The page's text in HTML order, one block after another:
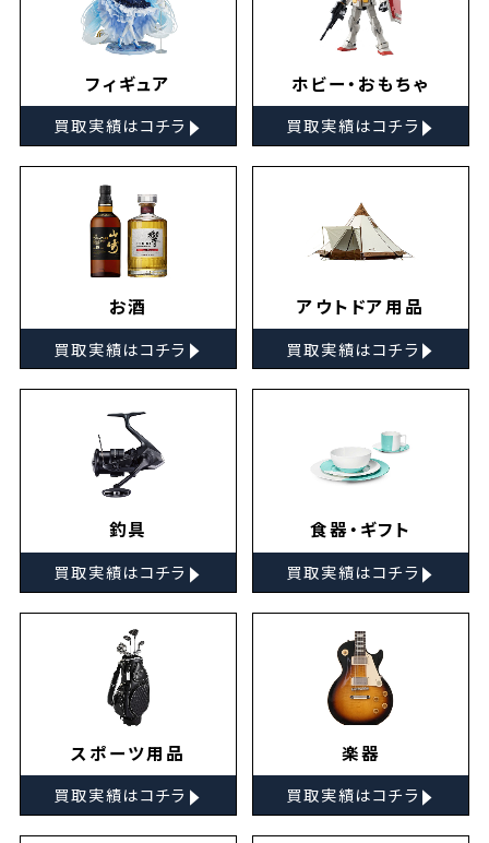
フィギュア
買取実績はコチラ ▸
ホビー・おもちゃ
買取実績はコチラ ▸
お酒
買取実績はコチラ ▸
アウトドア用品
買取実績はコチラ ▸
釣具
買取実績はコチラ ▸
食器・ギフト
買取実績はコチラ ▸
スポーツ用品
買取実績はコチラ ▸
楽器
買取実績はコチラ ▸